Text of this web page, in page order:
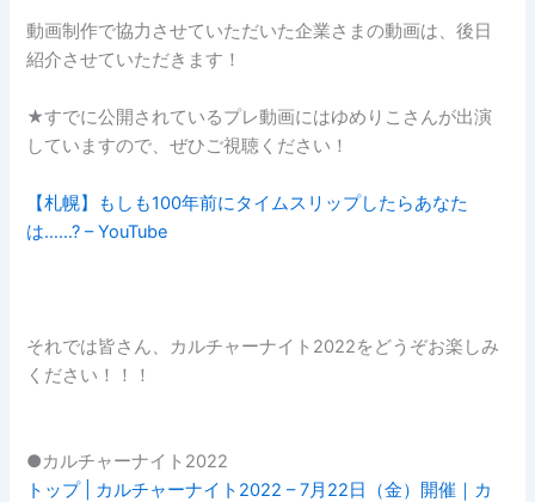
動画制作で協力させていただいた企業さまの動画は、後日
紹介させていただきます！
★すでに公開されているプレ動画にはゆめりこさんが出演
していますので、ぜひご視聴ください！
【札幌】もしも100年前にタイムスリップしたらあなた
は……? – YouTube
それでは皆さん、カルチャーナイト2022をどうぞお楽しみ
ください！！！
●カルチャーナイト2022
トップ | カルチャーナイト2022 – 7月22日（金）開催｜カ